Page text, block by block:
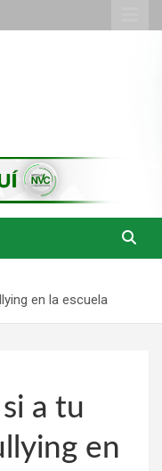
en la escuela
a tu
en